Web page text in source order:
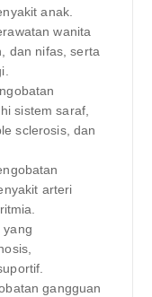
anak.
wanita
dan nifas, serta
sistem saraf,
sclerosis, dan
arteri
yang
gangguan